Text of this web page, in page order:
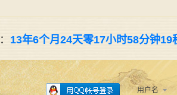
13年6个月24天零17小时58分钟20
用户名